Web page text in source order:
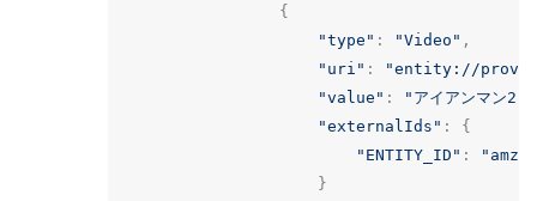
{
"type" : "Video" ,
"uri" :
"entity://
"value" : "アイアンマン2"
"externalIds" :
{
"ENTITY_ID" :
}